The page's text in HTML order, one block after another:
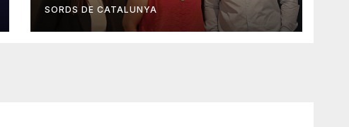
SORDS DE CATALUNYA